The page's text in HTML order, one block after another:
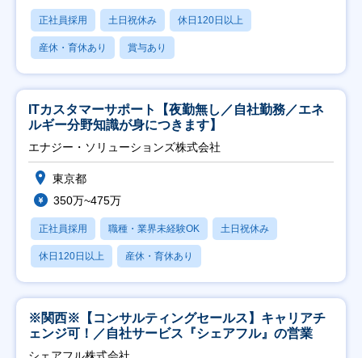
正社員採用 土日祝休み 休日120日以上
産休・育休あり 賞与あり
ITカスタマーサポート【夜勤無し／自社勤務／エネ
ルギー分野知識が身につきます】
エナジー・ソリューションズ株式会社
東京都
350万~475万
正社員採用 職種・業界未経験OK 土日祝休み
休日120日以上 産休・育休あり
※関西※【コンサルティングセールス】キャリアチ
ェンジ可！／自社サービス『シェアフル』の営業